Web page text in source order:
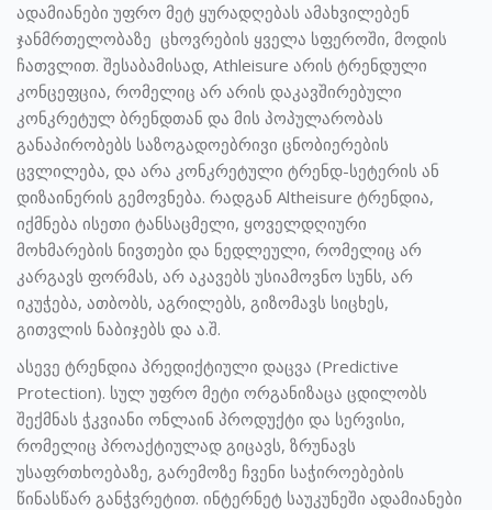
ადამიანები უფრო მეტ ყურადღებას ამახვილებენ
ჯანმრთელობაზე ცხოვრების ყველა სფეროში, მოდის
ჩათვლით. შესაბამისად, Athleisure არის ტრენდული
კონცეფცია, რომელიც არ არის დაკავშირებული
კონკრეტულ ბრენდთან და მის პოპულარობას
განაპირობებს საზოგადოებრივი ცნობიერების
ცვლილება, და არა კონკრეტული ტრენდ-სეტერის ან
დიზაინერის გემოვნება. რადგან Altheisure ტრენდია,
იქმნება ისეთი ტანსაცმელი, ყოველდღიური
მოხმარების ნივთები და ნედლეული, რომელიც არ
კარგავს ფორმას, არ აკავებს უსიამოვნო სუნს, არ
იკუჭება, ათბობს, აგრილებს, გიზომავს სიცხეს,
გითვლის ნაბიჯებს და ა.შ.
ასევე ტრენდია პრედიქტიული დაცვა (Predictive
Protection). სულ უფრო მეტი ორგანიზაცა ცდილობს
შექმნას ჭკვიანი ონლაინ პროდუქტი და სერვისი,
რომელიც პროაქტიულად გიცავს, ზრუნავს
უსაფრთხოებაზე, გარემოზე ჩვენი საჭიროებების
წინასწარ განჭვრეტით. ინტერნეტ საუკუნეში ადამიანები